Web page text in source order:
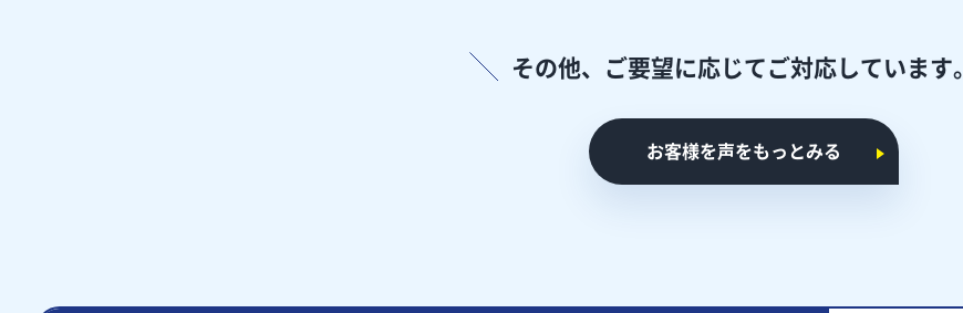
その他、ご要望に応じてご対応しています。
お客様を声をもっとみる